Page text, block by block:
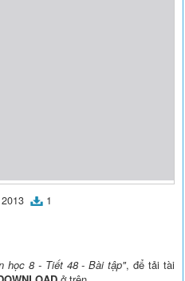
2013 1
học 8 - Tiết 48 - Bài tập", để tải tài